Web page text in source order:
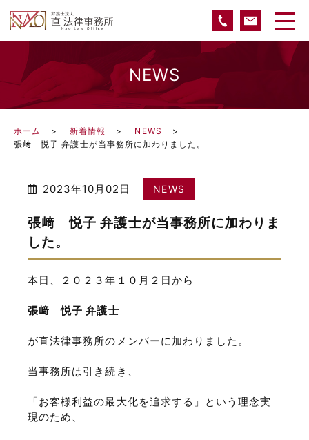
NEWS
ホーム 新着情報
NEWS
張﨑 悦子 弁護士が当事務所に加わりました。
2023年10月02日 NEWS
張﨑 悦子 弁護士が当事務所に加わりま
した。
本日、２０２３年１０月２日から
張﨑 悦子 弁護士
が直法律事務所のメンバーに加わりました。
当事務所は引き続き、
「お客様利益の最大化を追求する」という理念実
現のため、